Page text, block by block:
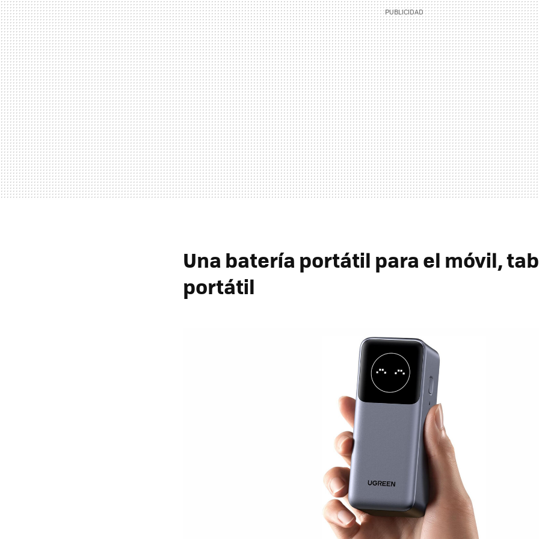
Una batería portátil para el móvil,
portátil